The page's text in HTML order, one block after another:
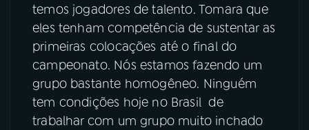
temos jogadores de talento. Tomara que
eles tenham competência de sustentar as
primeiras colocações até o final do
campeonato. Nós estamos fazendo um
grupo bastante homogêneo. Ninguém
tem condições hoje no Brasil de
trabalhar com um grupo muito inchado